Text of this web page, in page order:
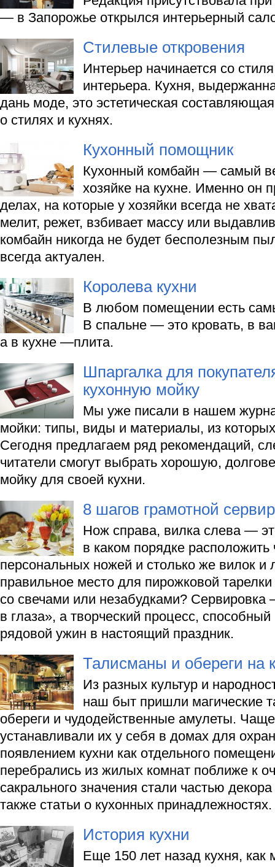
— в Запорожье открылся интерьерный
Стилевые откровения
Интерьер начинается со
интерьера. Кухня,
дань моде, это эстетическая
о стилях и кухнях.
Кухонный помощник
Кухонный комбайн — самый
хозяйке на кухне. Именно он
делах, на которые у хозяйки всегда не
мелит, режет, взбивает массу или
комбайн никогда не будет бесполезным
всегда актуален.
Королева кухни
В любом помещении есть
В спальне — это кровать, в
а в кухне —плита.
Шпаргалка для
кухонную мойку
Мы уже писали в нашем
мойки: типы, виды и материалы, из
Сегодня предлагаем ряд рекомендаций,
читатели смогут выбрать хорошую,
мойку для своей кухни.
8 шагов грамотной
Нож справа, вилка слева —
в каком порядке расположить
персональных ножей и столько же вилок и
правильное место для пирожковой
со свечами или незабудками?
в глаза», а творческий процесс,
рядовой ужин в настоящий праздник.
Талисманы и обереги на
Из разных культур и
наш быт пришли магические
обереги и чудодейственные амулеты.
устанавливали их у себя в домах для
появлением кухни как отдельного
перебрались из жилых комнат поближе к
сакрального значения стали частью
также статьи о кухонных принадлежностях.
История кухни
Еще 150 лет назад кухня, как